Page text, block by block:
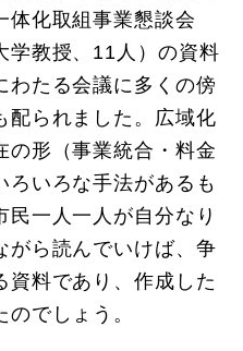
体化取組事業懇談会
学教授、11人）の資料
わたる会議に多くの傍
配られました。広域化
の形（事業統合・料金
ろいろな手法があるも
一人一人が自分なり
がら読んでいけば、争
資料であり、作成した
でしょう。